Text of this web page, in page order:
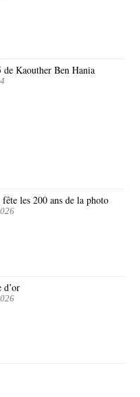
de Kaouther Ben Hania
les 200 ans de la photo
d’or